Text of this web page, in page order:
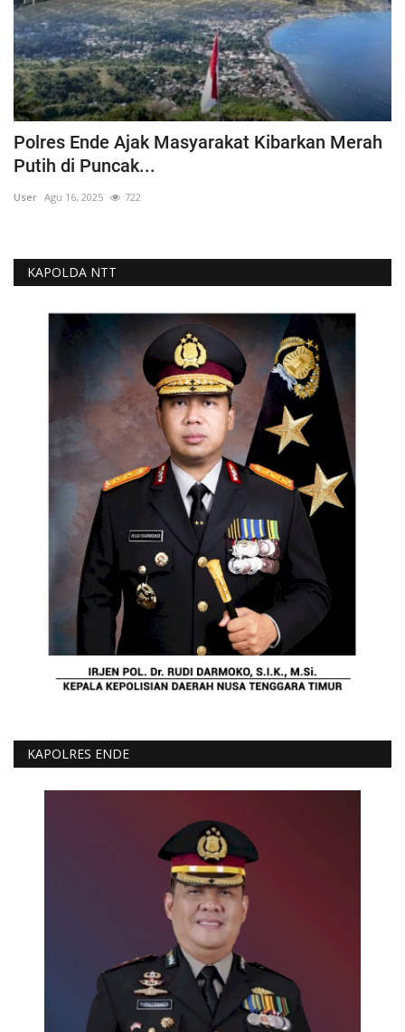
Polres Ende Ajak Masyarakat Kibarkan Merah
Putih di Puncak...
User Agu 16, 2025 722
KAPOLDA NTT
KAPOLRES ENDE